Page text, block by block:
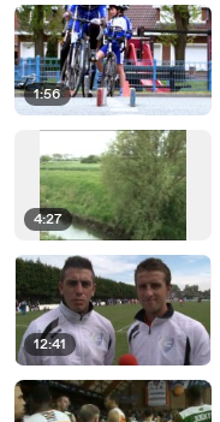
1:56
4:27
12:41